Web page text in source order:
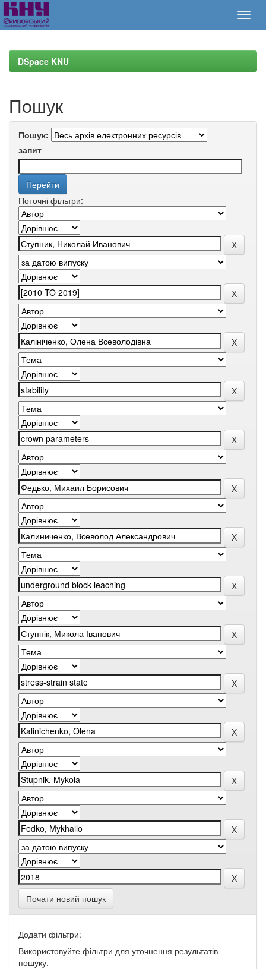
navigationDSpace KNU
Пошук
Пошук:
запит
Поточні фільтри:
Почати новий пошук
Додати фільтри:
Використовуйте фільтри для уточнення результатів
пошуку.